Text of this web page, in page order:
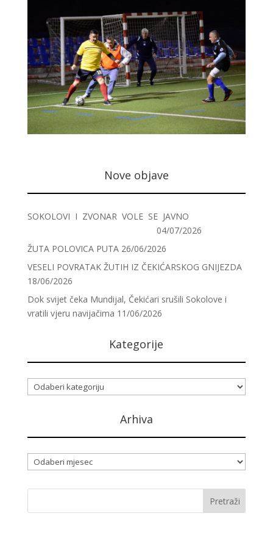
Nove objave
SOKOLOVI I ZVONAR VOLE SE JAVNO
04/07/2026
ŽUTA POLOVICA PUTA 26/06/2026
VESELI POVRATAK ŽUTIH IZ ČEKIĆARSKOG GNIJEZDA
18/06/2026
Dok svijet čeka Mundijal, Čekićari srušili Sokolove i
vratili vjeru navijačima 11/06/2026
Kategorije
Kategorije
Arhiva
Arhiva